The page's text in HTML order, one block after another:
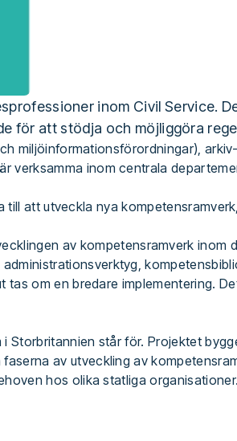
inom Civil Service.
för att stödja och möjliggöra
miljöinformationsförordningar),
verksamma inom centrala
att utveckla nya
av kompetensramverk inom
om en bredare implementering.
Storbritannien står för. Projektet
av utveckling av
hos olika statliga